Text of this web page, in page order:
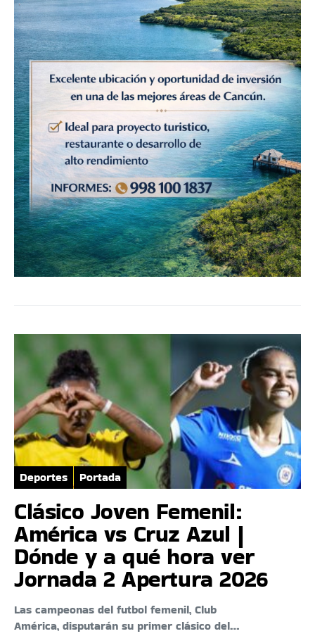
Deportes Portada
Clásico Joven Femenil:
América vs Cruz Azul |
Dónde y a qué hora ver
Jornada 2 Apertura 2026
Las campeonas del futbol femenil, Club
América, disputarán su primer clásico del…